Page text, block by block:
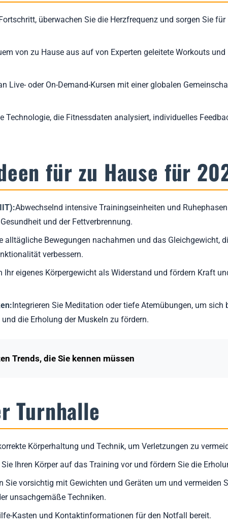
überwachen Sie die Herzfrequenz und sorgen Sie für
von zu Hause aus auf von Experten geleitete Workouts und
Live- oder On-Demand-Kursen mit einer globalen
Technologie, die Fitnessdaten analysiert, individuelles
für zu Hause für
Abwechselnd intensive Trainingseinheiten und
und der Fettverbrennung.
alltägliche Bewegungen nachahmen und das Gleichgewicht,
verbessern.
Ihr eigenes Körpergewicht als Widerstand und fördern Kraft
Integrieren Sie Meditation oder tiefe Atemübungen, um sich
die Erholung der Muskeln zu fördern.
Trends, die Sie kennen müssen
Turnhalle
Körperhaltung und Technik, um Verletzungen zu
Sie Ihren Körper auf das Training vor und fördern Sie die
Sie vorsichtig mit Gewichten und Geräten um und vermeiden
unsachgemäße Techniken.
Kasten und Kontaktinformationen für den Notfall bereit.